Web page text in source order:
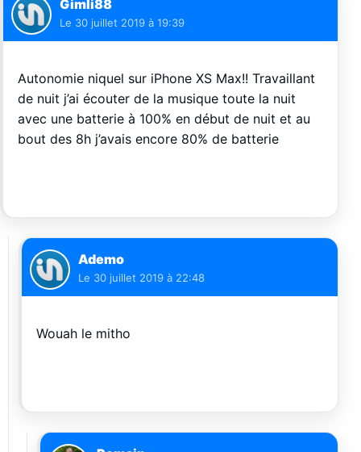
Gimli88
Le 30 juillet 2019 à 19:39
Autonomie niquel sur iPhone XS Max!! Travaillant
de nuit j’ai écouter de la musique toute la nuit
avec une batterie à 100% en début de nuit et au
bout des 8h j’avais encore 80% de batterie
Ademo
Le 30 juillet 2019 à 22:48
Wouah le mitho